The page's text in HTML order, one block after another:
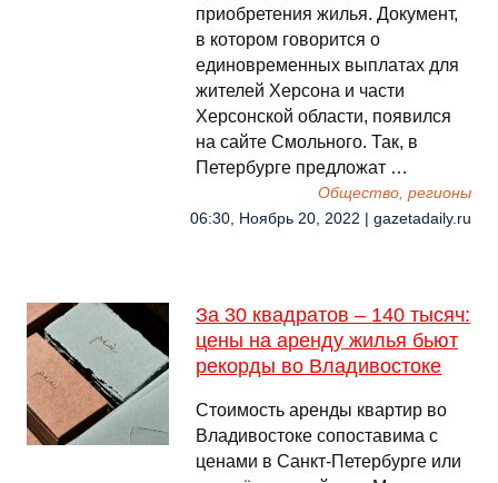
приобретения жилья. Документ,
в котором говорится о
единовременных выплатах для
жителей Херсона и части
Херсонской области, появился
на сайте Смольного. Так, в
Петербурге предложат …
Общество, регионы
06:30, Ноябрь 20, 2022 | gazetadaily.ru
За 30 квадратов – 140 тысяч:
цены на аренду жилья бьют
рекорды во Владивостоке
Стоимость аренды квартир во
Владивостоке сопоставима с
ценами в Санкт-Петербурге или